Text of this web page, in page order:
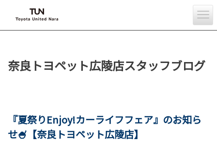
奈良トヨペット広陵店スタッフブログ
『夏祭りEnjoy!カーライフフェア』のお知ら
せ🍧【奈良トヨペット広陵店】